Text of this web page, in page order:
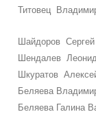
Титовец
Шайдоров
Шендалев
Шкуратов
Беляева
Беляева Галина